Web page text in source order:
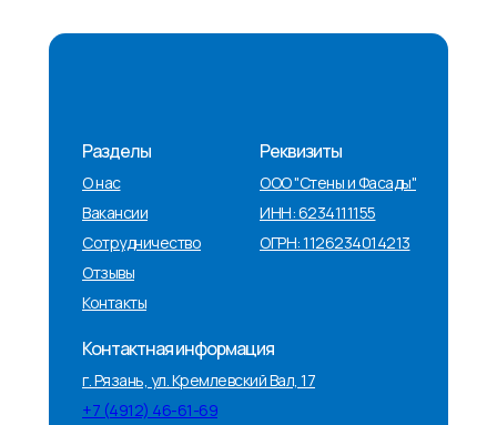
Разделы
г. Рязань, ул. Кремлевский Вал, 17
+7 (4912) 46-61-69
ИНН: 6234111155
ООО "Стены и Фасады"
ОГРН: 1126234014213
Реквизиты
Контактная информация
О нас
Сотрудничество
Отзывы
Вакансии
Контакты